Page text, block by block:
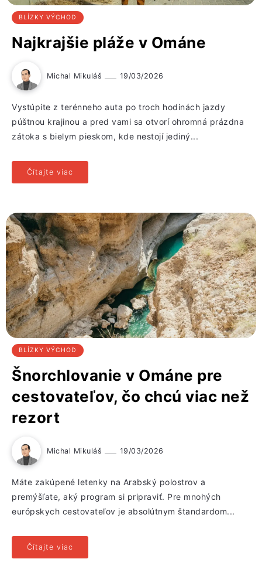
BLÍZKY VÝCHOD
Najkrajšie pláže v Ománe
Michal Mikuláš 19/03/2026
Vystúpite z terénneho auta po troch hodinách jazdy
púštnou krajinou a pred vami sa otvorí ohromná prázdna
zátoka s bielym pieskom, kde nestojí jediný...
Čítajte viac
BLÍZKY VÝCHOD
Šnorchlovanie v Ománe pre
cestovateľov, čo chcú viac než
rezort
Michal Mikuláš 19/03/2026
Máte zakúpené letenky na Arabský polostrov a
premýšľate, aký program si pripraviť. Pre mnohých
európskych cestovateľov je absolútnym štandardom...
Čítajte viac